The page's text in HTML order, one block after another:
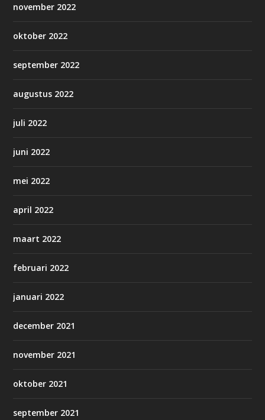
november 2022
oktober 2022
september 2022
augustus 2022
juli 2022
juni 2022
mei 2022
april 2022
maart 2022
februari 2022
januari 2022
december 2021
november 2021
oktober 2021
september 2021